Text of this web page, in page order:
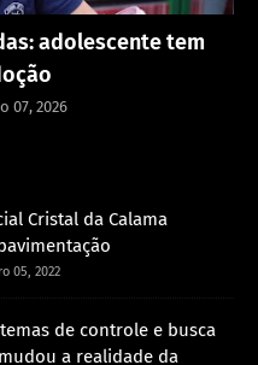
adolescente tem
07, 2026
Cristal da Calama
05, 2022
de controle e busca
a realidade da